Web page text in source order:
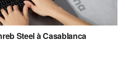
Steel à Casablanca